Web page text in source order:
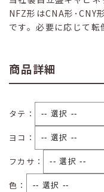
NFZ形はCNA形･CNY
です。必要に応じて転
商品詳細
タテ：
ヨコ：
フカサ：
色：